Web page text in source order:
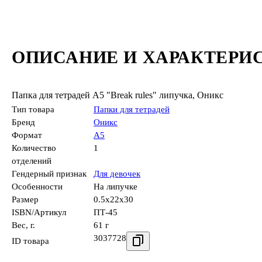
ОПИСАНИЕ И
Папка для тетрадей А5 "Break rules" липучка, Оникс
Тип товара
Папки для тетрадей
Бренд
Оникс
Формат
А5
Количество
отделений
1
Гендерный признак
Для девочек
Особенности
На липучке
Размер
0.5x22x30
ISBN/Артикул
ПТ-45
Вес, г.
61 г
ID товара
3037728